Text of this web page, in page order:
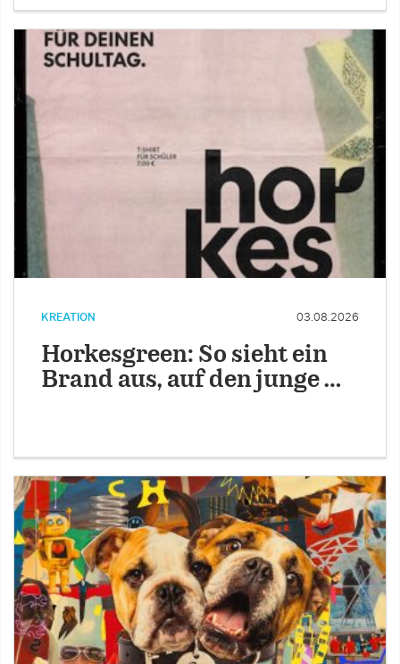
KREATION 03.08.2026
Horkesgreen: So sieht ein
Brand aus, auf den junge …